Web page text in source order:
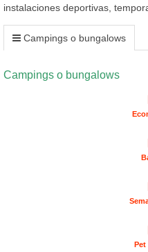
instalaciones deportivas,
Campings o bungalows
Campings o bungalows
Pet